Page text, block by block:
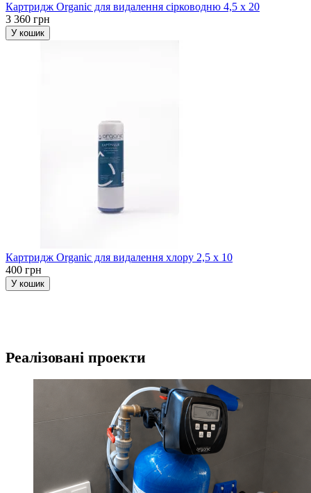
Картридж Organic для видалення сірководню 4,5 х 20
3 360 грн
У кошик
Картридж Organic для видалення хлору 2,5 х 10
400 грн
У кошик
Реалізовані проекти